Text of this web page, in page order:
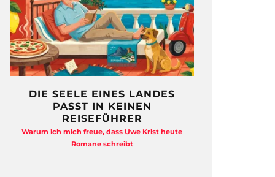
DIE SEELE EINES LANDES
PASST IN KEINEN
REISEFÜHRER
Warum ich mich freue, dass Uwe Krist heute
Romane schreibt